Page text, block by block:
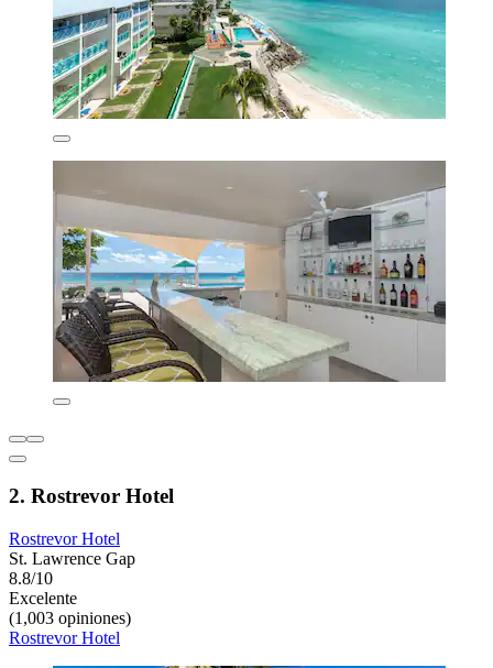
2. Rostrevor Hotel
Rostrevor Hotel
St. Lawrence Gap
8.8/10
Excelente
(1,003 opiniones)
Rostrevor Hotel